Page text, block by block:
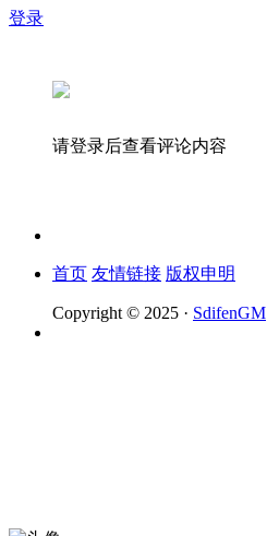
登录
请登录后查看评论内容
首页 友情链接 版权申明
Copyright © 2025 · SdifenGM